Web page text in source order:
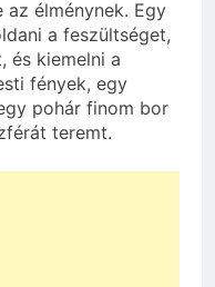
élménynek. Egy
a feszültséget,
és kiemelni a
fények, egy
pohár finom bor
teremt.